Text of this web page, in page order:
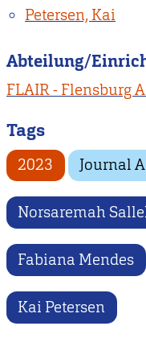
Petersen, Kai
Abteilung/
FLAIR - Flensburg
Tags
2023 Journal
Norsaremah
Fabiana Mendes
Kai Petersen